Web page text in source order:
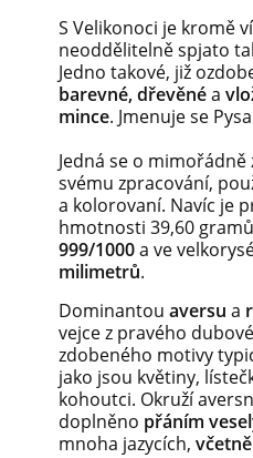
S Velikonoci je kromě
neoddělitelně spjato
Jedno takové, již
barevné, dřevěnéa
mince. Jmenuje se
Jedná se o
svému zpracování,
a kolorovaní. Navíc je
hmotnosti 39,60 gramů
999/1000a ve
milimetrů.
Dominantou aversu a
vejce z pravého
zdobeného motivy
jako jsou květiny,
kohoutci. Okruží
doplněno přáním
mnoha jazycích,